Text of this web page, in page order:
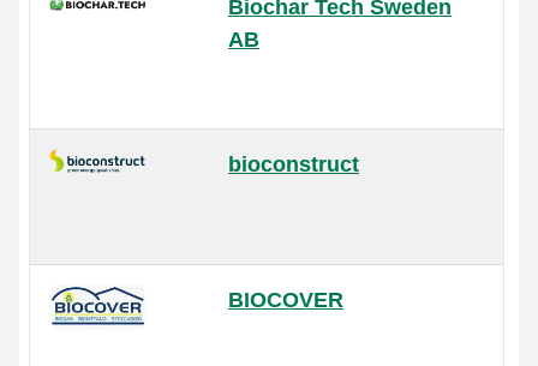
Biochar Tech Sweden
AB
bioconstruct
BIOCOVER